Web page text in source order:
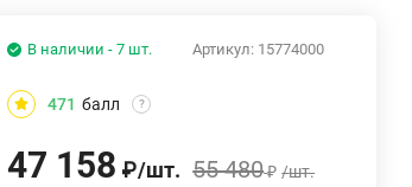
Артикул: 15774000
В наличии - 7 шт.
471 балл ?
47 158 ₽/шт. 55 480₽ /шт.